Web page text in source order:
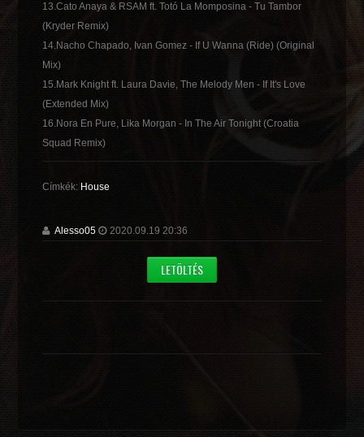
13.Cato Anaya & RSAM ft. Totó La Momposina - Tu Tambor
(Kryder Remix)
14.Nacho Chapado, Ivan Gomez - If U Wanna (Ride) (Original
Mix)
15.Mark Knight ft. Laura Davie, The Melody Men - If It's Love
(Extended Mix)
16.Nora En Pure, Lika Morgan - In The Air Tonight (Croatia
Squad Remix)
Címkék: House
Alesso05 2020.09.19 20:36
LETÖLTÉS